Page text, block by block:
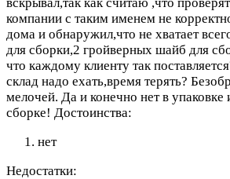
компании с таким именем не
дома и обнаружил,что не хватает
для сборки,2 гройверных шайб для
что каждому клиенту так
склад надо ехать,время терять?
мелочей. Да и конечно нет в упаковке
сборке! Достоинства:
нет
Недостатки: